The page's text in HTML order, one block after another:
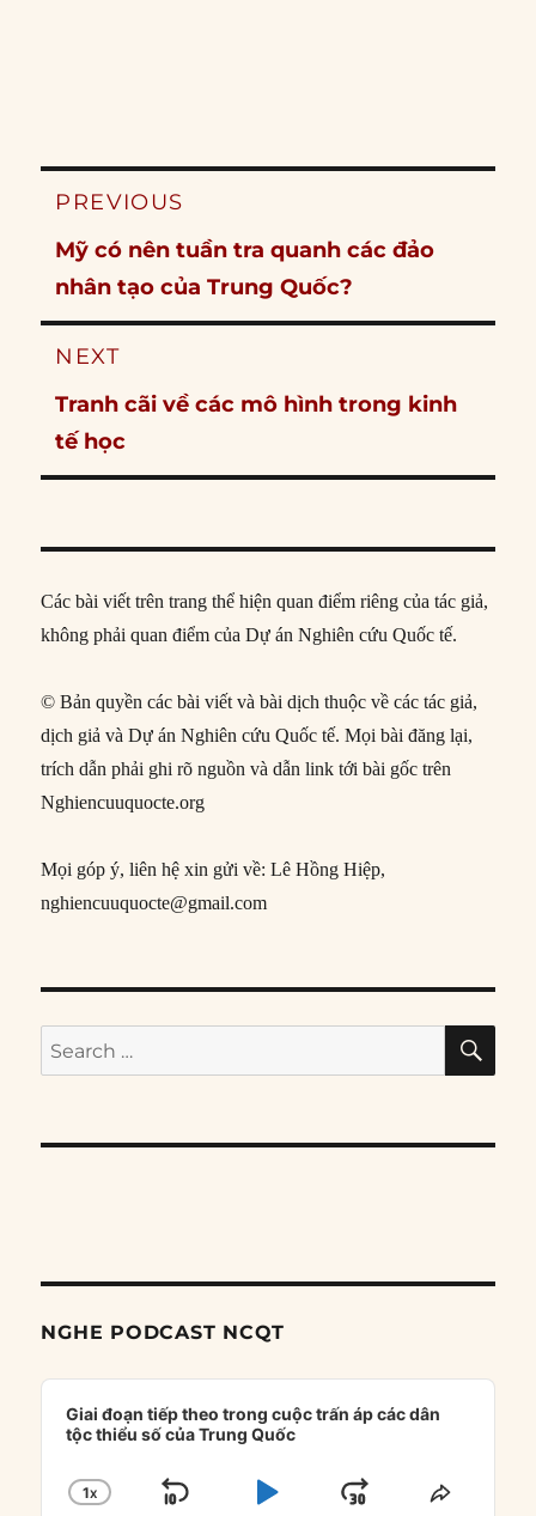
Post
PREVIOUS
Previous
post:
Mỹ có nên tuần tra quanh các đảo
nhân tạo của Trung Quốc?
NEXT
Next
post:
Tranh cãi về các mô hình trong kinh
tế học
Các bài viết trên trang thể hiện quan điểm riêng của tác giả,
không phải quan điểm của Dự án Nghiên cứu Quốc tế.
© Bản quyền các bài viết và bài dịch thuộc về các tác giả,
dịch giả và Dự án Nghiên cứu Quốc tế. Mọi bài đăng lại,
trích dẫn phải ghi rõ nguồn và dẫn link tới bài gốc trên
Nghiencuuquocte.org
Mọi góp ý, liên hệ xin gửi về: Lê Hồng Hiệp,
nghiencuuquocte@gmail.com
Search
for:
NGHE PODCAST NCQT
Audio
Player
Giai đoạn tiếp theo trong cuộc trấn áp các dân
tộc thiểu số của Trung Quốc
CHANGE
1X SKIP PLAYJUMPSHARE